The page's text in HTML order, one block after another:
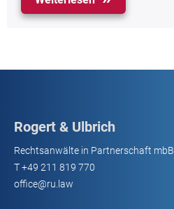
Rogert & Ulbrich
Rechtsanwälte in Partnerschaft mbB
T+49 211 819 770
office@ru.law